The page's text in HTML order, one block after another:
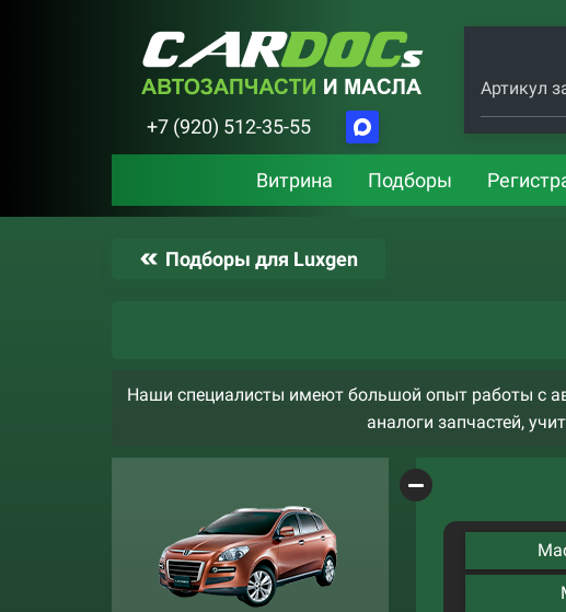
+7 (920) 512-35-55
Артикул
Витрина Подборы
Подборы для Luxgen
Наши специалисты имеют большой опыт работы с
аналоги запчастей,